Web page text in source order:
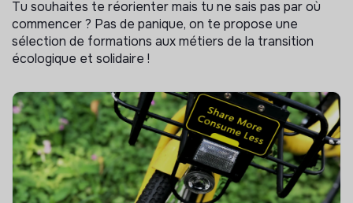
Tu souhaites te réorienter mais tu ne sais pas par où
commencer ? Pas de panique, on te propose une
sélection de formations aux métiers de la transition
écologique et solidaire !